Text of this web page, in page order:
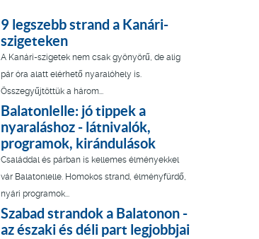
9 legszebb strand a Kanári-
szigeteken
A Kanári-szigetek nem csak gyönyörű, de alig
pár óra alatt elérhető nyaralóhely is.
Összegyűjtöttük a három...
Balatonlelle: jó tippek a
nyaraláshoz - látnivalók,
programok, kirándulások
Családdal és párban is kellemes élményekkel
vár Balatonlelle. Homokos strand, élményfürdő,
nyári programok...
Szabad strandok a Balatonon -
az északi és déli part legjobbjai